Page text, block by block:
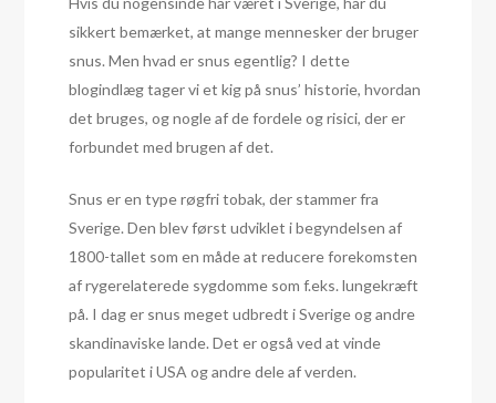
sikkert bemærket, at mange mennesker der bruger
snus. Men hvad er snus egentlig? I dette
blogindlæg tager vi et kig på snus’ historie, hvordan
det bruges, og nogle af de fordele og risici, der er
forbundet med brugen af det.
Snus er en type røgfri tobak, der stammer fra
Sverige. Den blev først udviklet i begyndelsen af
1800-tallet som en måde at reducere forekomsten
af rygerelaterede sygdomme som f.eks. lungekræft
på. I dag er snus meget udbredt i Sverige og andre
skandinaviske lande. Det er også ved at vinde
popularitet i USA og andre dele af verden.